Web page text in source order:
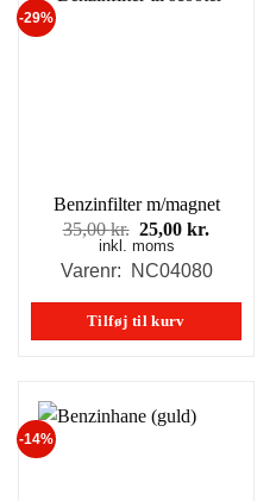
-29%
Benzinfilter m/magnet
35,00kr. Den
oprindelige
pris
35,00 kr..
25,00kr.
pris
25,00 kr..
inkl. moms
Varenr: NC04080
Tilføj til kurv
-14%